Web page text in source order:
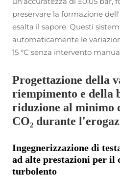
preservare la formazione
esalta il sapore. Questi
automaticamente le
15 °C senza intervento
Progettazione della
riempimento e della
riduzione al minimo
CO₂ durante
Ingegnerizzazione di
ad alte prestazioni per il
turbolento